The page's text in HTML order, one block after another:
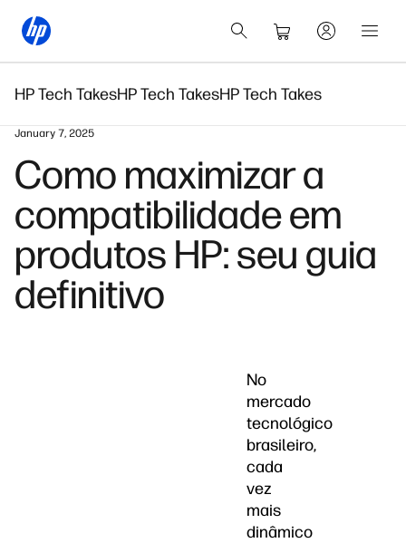
HP Tech TakesHP Tech TakesHP Tech Takes
January 7, 2025
Como maximizar a
compatibilidade em
produtos HP: seu guia
definitivo
No
mercado
tecnológico
brasileiro,
cada
vez
mais
dinâmico